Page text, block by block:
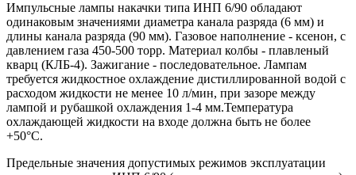
Импульсные лампы накачки типа ИНП 6/90 обладают
одинаковым значениями диаметра канала разряда (6 мм) и
длины канала разряда (90 мм). Газовое наполнение - ксенон, с
давлением газа 450-500 торр. Материал колбы - плавленый
кварц (КЛБ-4). Зажигание - последовательное. Лампам
требуется жидкостное охлаждение дистиллированной водой с
расходом жидкости не менее 10 л/мин, при зазоре между
лампой и рубашкой охлаждения 1-4 мм.Температура
охлаждающей жидкости на входе должна быть не более
+50°С.
Предельные значения допустимых режимов эксплуатации